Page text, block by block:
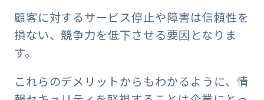
顧客に対するサービス停止や障害は信頼性を
損ない、競争力を低下させる要因となりま
す。
これらのデメリットからもわかるように、情